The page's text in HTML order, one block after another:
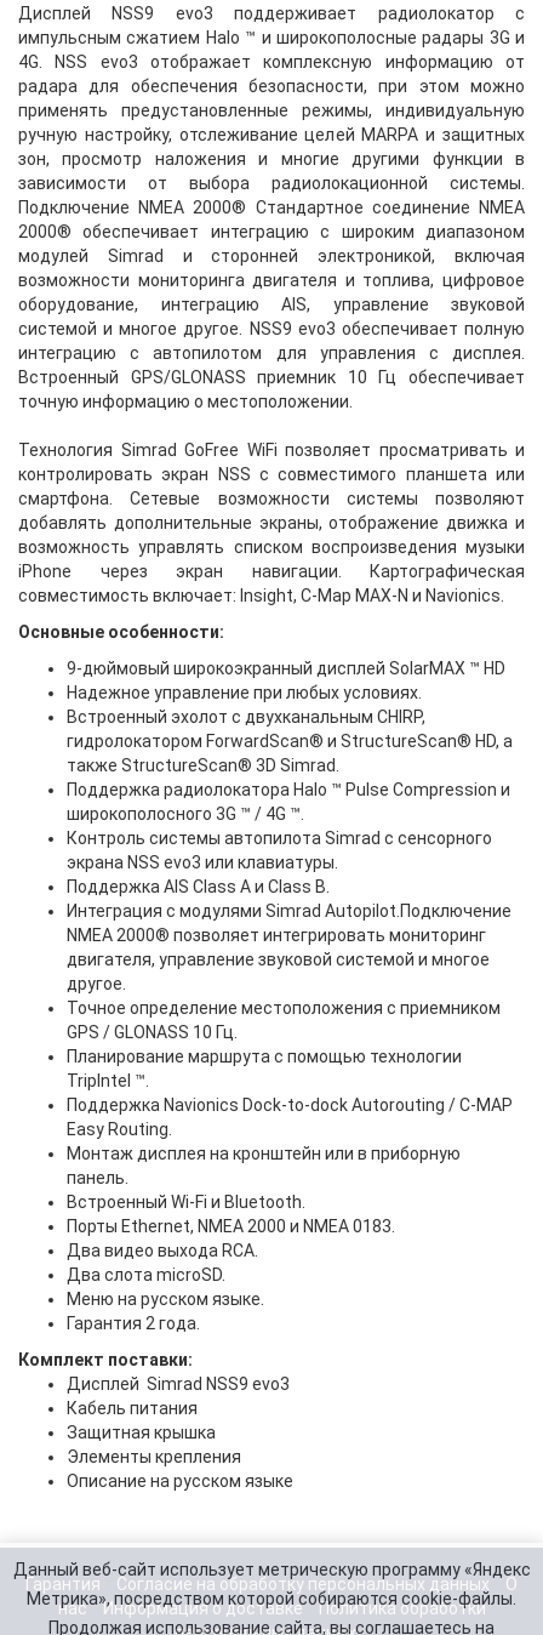
Дисплей NSS9 evo3 поддерживает радиолокатор с
импульсным сжатием Halo ™ и широкополосные радары 3G и
4G. NSS evo3 отображает комплексную информацию от
радара для обеспечения безопасности, при этом можно
применять предустановленные режимы, индивидуальную
ручную настройку, отслеживание целей MARPA и защитных
зон, просмотр наложения и многие другими функции в
зависимости от выбора радиолокационной системы.
Подключение NMEA 2000® Стандартное соединение NMEA
2000® обеспечивает интеграцию с широким диапазоном
модулей Simrad и сторонней электроникой, включая
возможности мониторинга двигателя и топлива, цифровое
оборудование, интеграцию AIS, управление звуковой
системой и многое другое. NSS9 evo3 обеспечивает полную
интеграцию с автопилотом для управления с дисплея.
Встроенный GPS/GLONASS приемник 10 Гц обеспечивает
точную информацию о местоположении.
Технология Simrad GoFree WiFi позволяет просматривать и
контролировать экран NSS с совместимого планшета или
смартфона. Сетевые возможности системы позволяют
добавлять дополнительные экраны, отображение движка и
возможность управлять списком воспроизведения музыки
iPhone через экран навигации. Картографическая
совместимость включает: Insight, C-Map MAX-N и Navionics.
Основные особенности:
9-дюймовый широкоэкранный дисплей SolarMAX ™ HD
Надежное управление при любых условиях.
Встроенный эхолот с двухканальным CHIRP,
гидролокатором ForwardScan® и StructureScan® HD, а
также StructureScan® 3D Simrad.
Поддержка радиолокатора Halo ™ Pulse Compression и
широкополосного 3G ™ / 4G ™.
Контроль системы автопилота Simrad с сенсорного
экрана NSS evo3 или клавиатуры.
Поддержка AIS Class A и Class B.
Интеграция с модулями Simrad Autopilot.Подключение
NMEA 2000® позволяет интегрировать мониторинг
двигателя, управление звуковой системой и многое
другое.
Точное определение местоположения с приемником
GPS / GLONASS 10 Гц.
Планирование маршрута с помощью технологии
TripIntel ™.
Поддержка Navionics Dock-to-dock Autorouting / C-MAP
Easy Routing.
Монтаж дисплея на кронштейн или в приборную
панель.
Встроенный Wi-Fi и Bluetooth.
Порты Ethernet, NMEA 2000 и NMEA 0183.
Два видео выхода RCA.
Два слота microSD.
Меню на русском языке.
Гарантия 2 года.
Комплект поставки:
Дисплей Simrad NSS9 evo3
Кабель питания
Защитная крышка
Элементы крепления
Описание на русском языке
Гарантия Согласие на обработку персональных данных
О
нас
Информация о доставке
Политика обработки
Данный веб-сайт использует метрическую программу «Яндекс
Метрика», посредством которой собираются cookie-файлы.
Продолжая использование сайта, вы соглашаетесь на